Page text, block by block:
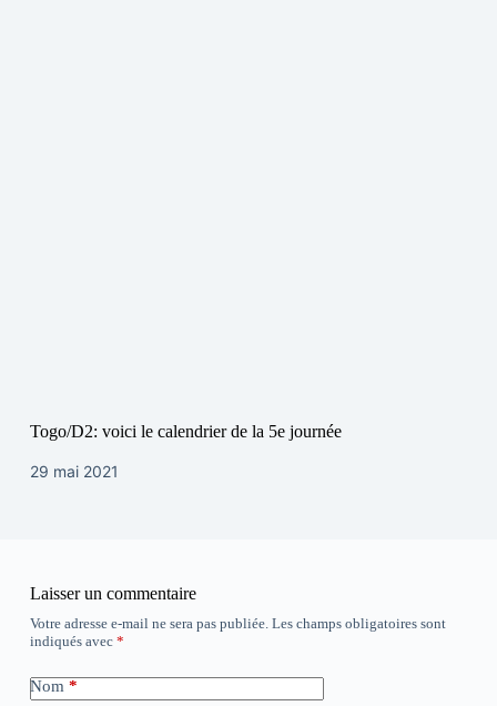
Togo/D2: voici le calendrier de la 5e journée
29 mai 2021
Laisser un commentaire
Votre adresse e-mail ne sera pas publiée. Les champs obligatoires sont
indiqués avec *
Nom *